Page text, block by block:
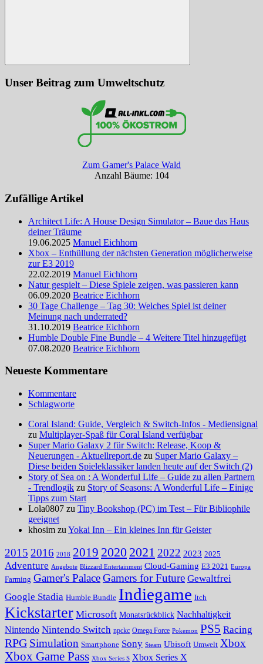
Suchen
Unser Beitrag zum Umweltschutz
Zum Gamer's Palace Wald
Anzahl Bäume: 104
Zufällige Artikel
Architect Life: A House Design Simulator – Baue das Haus
deiner Träume
19.06.2025 Manuel Eichhorn
Xbox – Enthüllung der nächsten Generation möglicherweise
zur E3 2019
22.02.2019 Manuel Eichhorn
Natur gespielt – Diese Spiele zeigen, was passieren kann
06.09.2020 Beatrice Eichhorn
30 Tage Challenge – Tag 30: Welches Spiel ist deiner
Meinung nach underrated?
31.10.2019 Beatrice Eichhorn
Humble Double Fine Bundle – 4 Weitere Titel hinzugefügt
07.08.2020 Beatrice Eichhorn
Neueste Kommentare
Kommentare
Schlagworte
Coral Island: Guide, Vergleich & Switch-Infos - Mediensignal
zu Multiplayer-Spaß für Coral Island verfügbar
Super Mario Galaxy 2 für Switch: Release, Koop &
Neuerungen - Aktuellreport.de zu Super Mario Galaxy –
Diese beiden Spieleklassiker landen heute auf der Switch (2)
Story of Sea on : A Wonderful Life – Guide zu allen Partnern
- Trendlogik zu Story of Seasons: A Wonderful Life – Einige
Tipps zum Start
Lola0807 zu Tiny Bookshop (PC) im Test – Für Bibliophile
geeignet
khosim zu Yokai Inn – Ein kleines Inn für Geister
2015 2016 2018 2019 2020 2021 2022 2023 2025
Adventure Angebote Blizzard Entertainment Cloud-Gaming E3 2021 Europa
Farming Gamer's PalaceGamers for Future Gewaltfrei
Google Stadia Humble Bundle Indiegame Itch
Kickstarter Microsoft Monatsrückblick Nachhaltigkeit
Nintendo Nintendo Switch npckc Omega Force Pokemon PS5 Racing
RPG Simulation Smartphone Sony Steam Ubisoft Umwelt Xbox
Xbox Game Pass Xbox Series S Xbox Series X